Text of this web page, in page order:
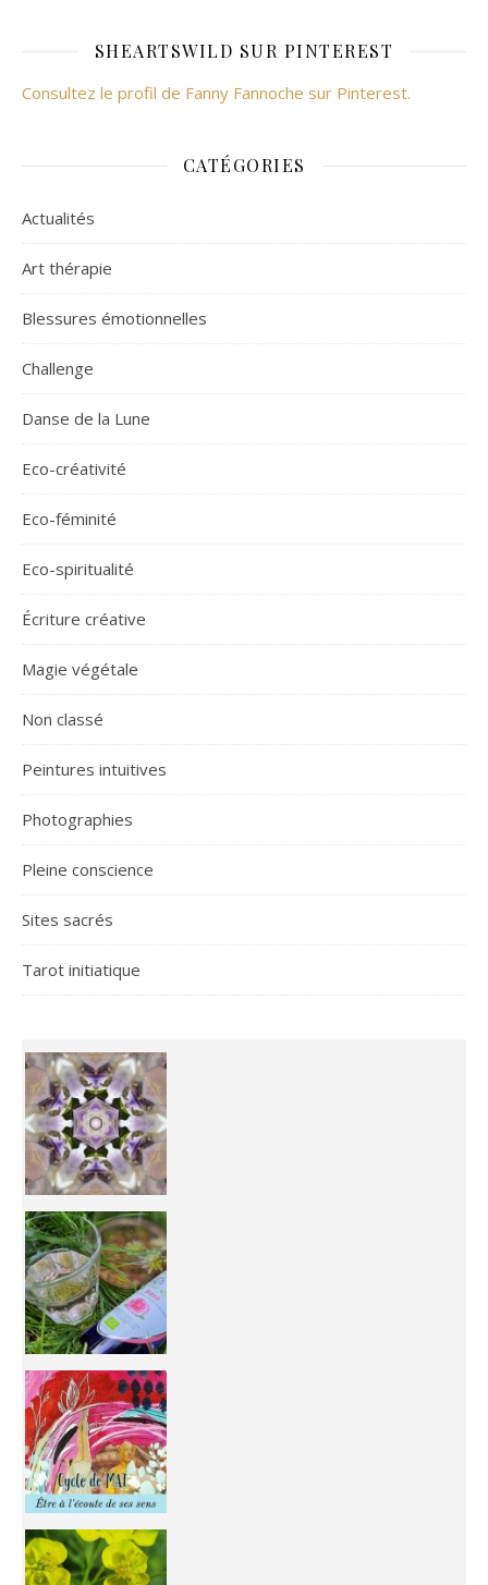
SHEARTSWILD SUR PINTEREST
Consultez le profil de Fanny Fannoche sur Pinterest.
CATÉGORIES
Actualités
Art thérapie
Blessures émotionnelles
Challenge
Danse de la Lune
Eco-créativité
Eco-féminité
Eco-spiritualité
Écriture créative
Magie végétale
Non classé
Peintures intuitives
Photographies
Pleine conscience
Sites sacrés
Tarot initiatique
Inhabit your body and understand its
You're